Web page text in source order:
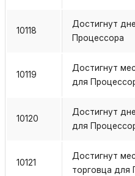
10118
Достигнут
Процессора
10119
Достигнут
для
10120
Достигнут
для
10121
Достигнут
торговца для